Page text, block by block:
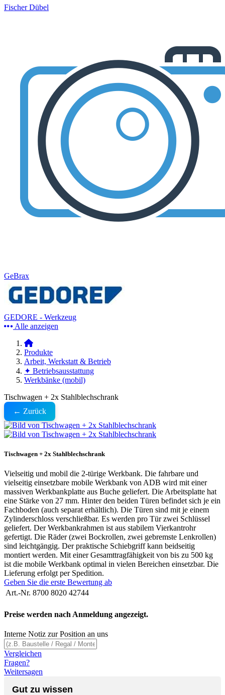
Fischer Dübel
GeBrax
GEDORE - Werkzeug
Alle anzeigen
Produkte
Arbeit, Werkstatt & Betrieb
✦ Betriebsausstattung
Werkbänke (mobil)
Tischwagen + 2x Stahlblechschrank
← Zurück
Tischwagen + 2x Stahlblechschrank
Vielseitig und mobil die 2-türige Werkbank. Die fahrbare und
vielseitig einsetzbare mobile Werkbank von ADB wird mit einer
massiven Werkbankplatte aus Buche geliefert. Die Arbeitsplatte hat
eine Stärke von 27 mm. Hinter den beiden Türen befindet sich je ein
Fachboden (auch separat erhältlich). Die Türen sind mit je einem
Zylinderschloss verschließbar. Es werden pro Tür zwei Schlüssel
geliefert. Der Werkbankrahmen ist aus stabilem Vierkantrohr
gefertigt. Die Räder (zwei Bockrollen, zwei gebremste Lenkrollen)
sind leichtgängig. Der praktische Schiebgriff kann beidseitig
montiert werden. Mit einer Gesamttragfähigkeit von bis zu 500 kg
ist die mobile Werkbank optimal in vielen Bereichen einsetzbar. Die
Lieferung erfolgt per Spedition.
Geben Sie die erste Bewertung ab
Art.-Nr. 8700 8020 42744
Preise werden nach Anmeldung angezeigt.
Interne Notiz zur Position an uns
Vergleichen
Fragen?
Weitersagen
Gut zu wissen